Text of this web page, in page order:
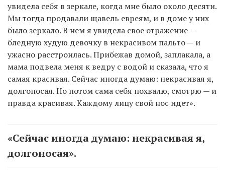
увидела себя в зеркале, когда мне было около десяти.
Мы тогда продавали щавель евреям, и в доме у них
было зеркало. В нем я увидела свое отражение —
бледную худую девочку в некрасивом пальто — и
ужасно расстроилась. Прибежав домой, заплакала, а
мама подвела меня к ведру с водой и сказала, что я
самая красивая. Сейчас иногда думаю: некрасивая я,
долгоносая. Но потом сама себя похвалю, смотрю — и
правда красивая. Каждому лицу свой нос идет».
«Сейчас иногда думаю: некрасивая я,
долгоносая».